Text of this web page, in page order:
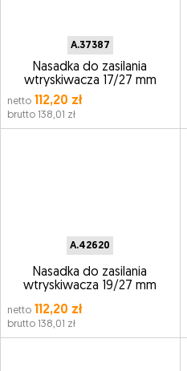
A.37387
Nasadka do zasilania
wtryskiwacza 17/27 mm
netto 112,20 zł
brutto 138,01 zł
A.42620
Nasadka do zasilania
wtryskiwacza 19/27 mm
netto 112,20 zł
brutto 138,01 zł